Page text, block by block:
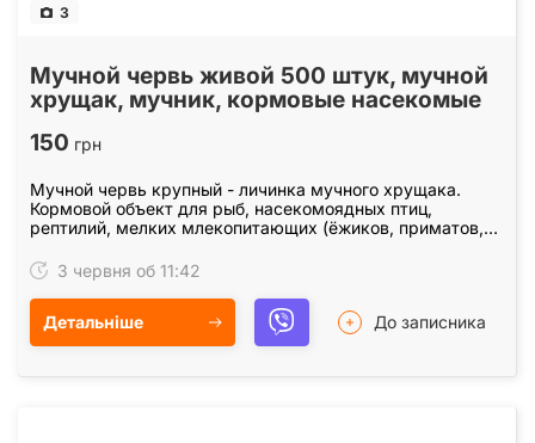
3
Мучной червь живой 500 штук, мучной
хрущак, мучник, кормовые насекомые
150 грн
Мучной червь крупный - личинка мучного хрущака.
Кормовой объект для рыб, насекомоядных птиц,
рептилий, мелких млекопитающих (ёжиков, приматов,
3 червня об 11:42
Детальніше До записника